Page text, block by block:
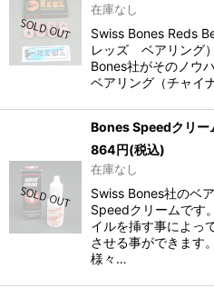
在庫なし
Swiss Bones Reds
レッズ ベアリング
Bones社がそのノウ
ベアリング（チャイ
Bones Speedクリー
864円(税込)
在庫なし
Swiss Bones社のベ
Speedクリームです
イルを挿す事によっ
させる事ができます
様々…